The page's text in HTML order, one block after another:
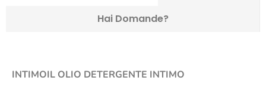
Hai Domande?
INTIMOIL OLIO DETERGENTE INTIMO